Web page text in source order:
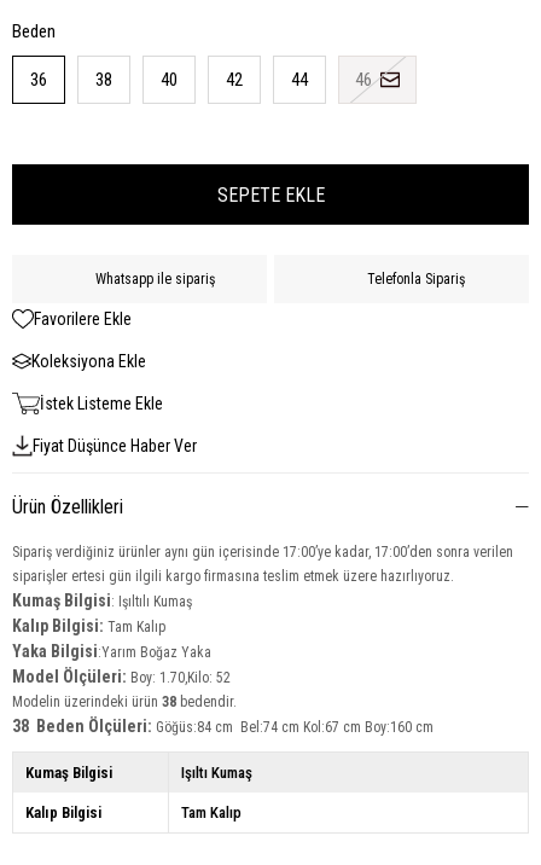
Beden
36 38 40 42 44 46
Whatsapp ile sipariş Telefonla Sipariş
Favorilere Ekle
Koleksiyona Ekle
İstek Listeme Ekle
Fiyat Düşünce Haber Ver
Ürün Özellikleri
Sipariş verdiğiniz ürünler aynı gün içerisinde 17:00’ye kadar, 17:00’den sonra verilen
siparişler ertesi gün ilgili kargo firmasına teslim etmek üzere hazırlıyoruz.
Kumaş Bilgisi: Işıltılı Kumaş
Kalıp Bilgisi: Tam Kalıp
Yaka Bilgisi:Yarım Boğaz Yaka
Model Ölçüleri: Boy: 1.70,Kilo: 52
Modelin üzerindeki ürün 38 bedendir.
38 Beden Ölçüleri: Göğüs:84 cm Bel:74 cm Kol:67 cm Boy:160 cm
Kumaş Bilgisi Işıltı Kumaş
Kalıp Bilgisi Tam Kalıp